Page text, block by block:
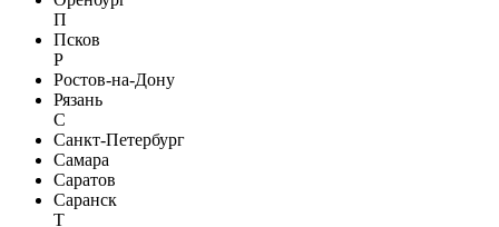
П
Псков
Р
Ростов-на-Дону
Рязань
С
Санкт-Петербург
Самара
Саратов
Саранск
Т